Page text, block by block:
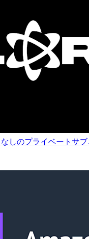
しのプライベートサ